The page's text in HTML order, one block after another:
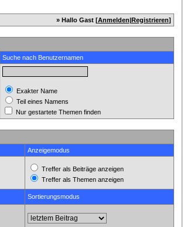
» Hallo Gast [Anmelden|Registrieren]
Suche nach Benutzernamen
Exakter Name
Teil eines Namens
Nur gestartete Themen finden
Anzeigemodus
Treffer als Beiträge anzeigen
Treffer als Themen anzeigen
Sortierungsmodus